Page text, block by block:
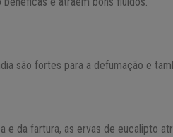
são fortes para a defumação e
e da fartura, as ervas de eucalipto